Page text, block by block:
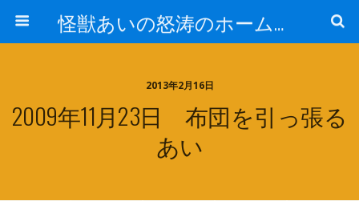
怪獣あいの怒涛のホームページ
2013年2月16日
2009年11月23日 布団を引っ張る
あい